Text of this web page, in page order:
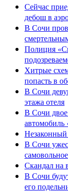
Сейчас
дебош в
В Сочи
Полиция
Хитрые
попасть в
В Сочи
этажа отеля
В Сочи двое
автомобиль
В Сочи
Скандал на
В Сочи
его